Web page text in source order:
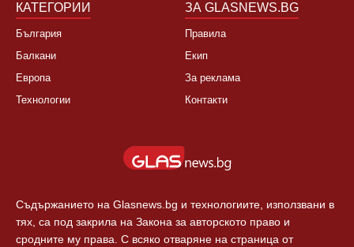
КАТЕГОРИИ
България
Балкани
Европа
Технологии
ЗА GLASNEWS.BG
Правила
Екип
За реклама
Контакти
Съдържанието на Glasnews.bg и технологиите, използвани в
тях, са под закрила на Закона за авторското право и
сродните му права. С всяко отваряне на страница от